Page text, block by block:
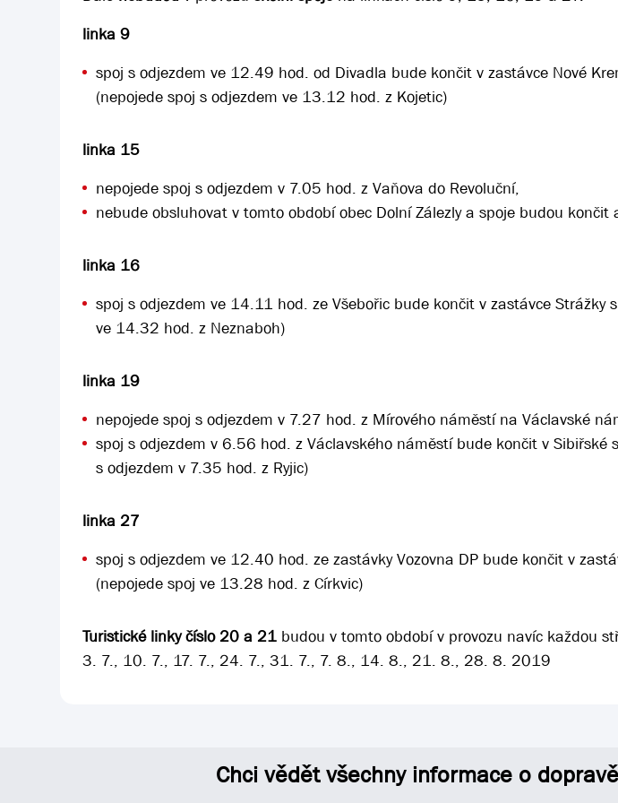
linka 9
spoj s odjezdem ve 12.49 hod. od Divadla bude končit v zastávce Nové
(nepojede spoj s odjezdem ve 13.12 hod. z Kojetic)
linka 15
nepojede spoj s odjezdem v 7.05 hod. z Vaňova do Revoluční,
nebude obsluhovat v tomto období obec Dolní Zálezly a spoje budou končit
linka 16
spoj s odjezdem ve 14.11 hod. ze Všebořic bude končit v zastávce Strážky
ve 14.32 hod. z Neznaboh)
linka 19
nepojede spoj s odjezdem v 7.27 hod. z Mírového náměstí na Václavské
spoj s odjezdem v 6.56 hod. z Václavského náměstí bude končit v Sibiřské
s odjezdem v 7.35 hod. z Ryjic)
linka 27
spoj s odjezdem ve 12.40 hod. ze zastávky Vozovna DP bude končit v
(nepojede spoj ve 13.28 hod. z Církvic)
Turistické linky číslo 20 a 21 budou v tomto období v provozu navíc každou
3. 7., 10. 7., 17. 7., 24. 7., 31. 7., 7. 8., 14. 8., 21. 8., 28. 8. 2019
Chci vědět všechny informace o dopravě